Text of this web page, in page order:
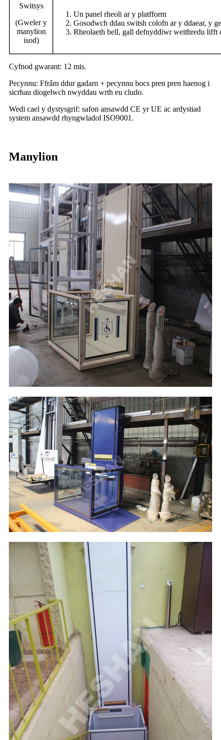
Switsys
(Gweler y
manylion
isod)
Un panel rheoli ar y platfform
Gosodwch ddau switsh colofn ar y ddaear, y
Rheolaeth bell, gall defnyddiwr weithredu lifft
Cyfnod gwarant: 12 mis.
Pecynnu: Ffrâm ddur gadarn + pecynnu bocs pren pren haenog i
sicrhau diogelwch nwyddau wrth eu cludo.
Wedi cael y dystysgrif: safon ansawdd CE yr UE ac ardystiad
system ansawdd rhyngwladol ISO9001.
Manylion